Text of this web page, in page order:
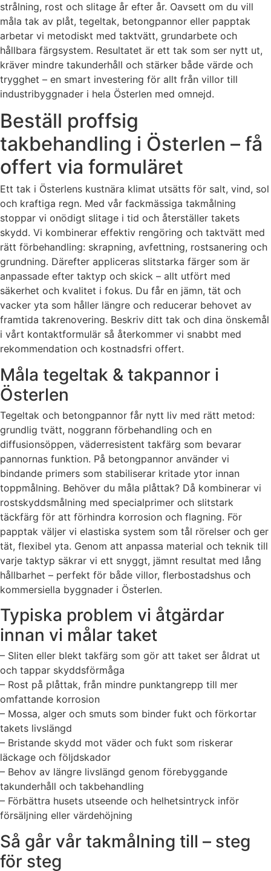
strålning, rost och slitage år efter år. Oavsett om du vill
måla tak av plåt, tegeltak, betongpannor eller papptak
arbetar vi metodiskt med taktvätt, grundarbete och
hållbara färgsystem. Resultatet är ett tak som ser nytt ut,
kräver mindre takunderhåll och stärker både värde och
trygghet – en smart investering för allt från villor till
industribyggnader i hela Österlen med omnejd.
Beställ proffsig
takbehandling i Österlen – få
offert via formuläret
Ett tak i Österlens kustnära klimat utsätts för salt, vind, sol
och kraftiga regn. Med vår fackmässiga takmålning
stoppar vi onödigt slitage i tid och återställer takets
skydd. Vi kombinerar effektiv rengöring och taktvätt med
rätt förbehandling: skrapning, avfettning, rostsanering och
grundning. Därefter appliceras slitstarka färger som är
anpassade efter taktyp och skick – allt utfört med
säkerhet och kvalitet i fokus. Du får en jämn, tät och
vacker yta som håller längre och reducerar behovet av
framtida takrenovering. Beskriv ditt tak och dina önskemål
i vårt kontaktformulär så återkommer vi snabbt med
rekommendation och kostnadsfri offert.
Måla tegeltak & takpannor i
Österlen
Tegeltak och betongpannor får nytt liv med rätt metod:
grundlig tvätt, noggrann förbehandling och en
diffusionsöppen, väderresistent takfärg som bevarar
pannornas funktion. På betongpannor använder vi
bindande primers som stabiliserar kritade ytor innan
toppmålning. Behöver du måla plåttak? Då kombinerar vi
rostskyddsmålning med specialprimer och slitstark
täckfärg för att förhindra korrosion och flagning. För
papptak väljer vi elastiska system som tål rörelser och ger
tät, flexibel yta. Genom att anpassa material och teknik till
varje taktyp säkrar vi ett snyggt, jämnt resultat med lång
hållbarhet – perfekt för både villor, flerbostadshus och
kommersiella byggnader i Österlen.
Typiska problem vi åtgärdar
innan vi målar taket
– Sliten eller blekt takfärg som gör att taket ser åldrat ut
och tappar skyddsförmåga
– Rost på plåttak, från mindre punktangrepp till mer
omfattande korrosion
– Mossa, alger och smuts som binder fukt och förkortar
takets livslängd
– Bristande skydd mot väder och fukt som riskerar
läckage och följdskador
– Behov av längre livslängd genom förebyggande
takunderhåll och takbehandling
– Förbättra husets utseende och helhetsintryck inför
försäljning eller värdehöjning
Så går vår takmålning till – steg
för steg